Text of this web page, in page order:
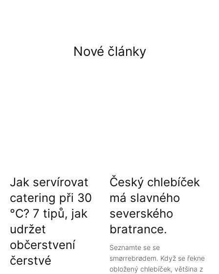
Nové články
Jak servírovat
catering při 30
°C? 7 tipů, jak
udržet
občerstvení
čerstvé
Český chlebíček
má slavného
severského
bratrance.
Seznamte se se
smørrebrødem. Když se řekne
obložený chlebíček, většina z